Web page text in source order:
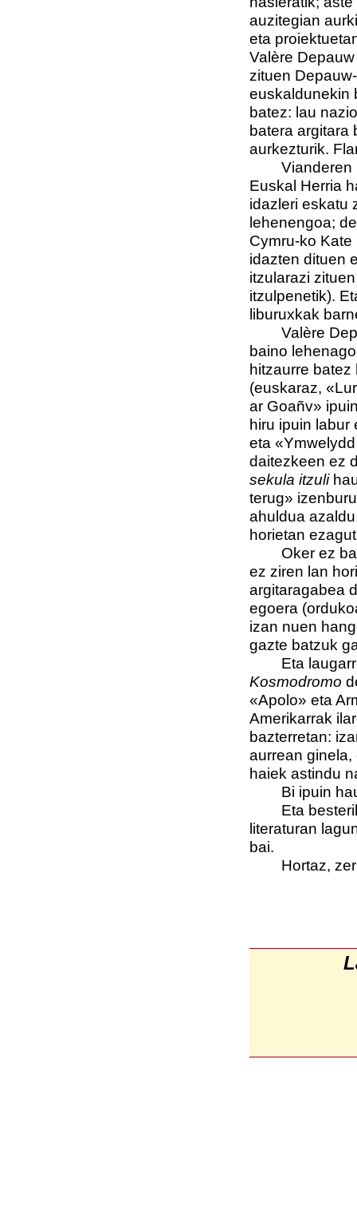
auzitegian
eta
Valère
zituen
euskaldunekin
batez: lau
batera argitara
aurkezturik.
Vianderen
Euskal Herria
idazleri eskatu
lehenengoa;
Cymru-ko
idazten dituen
itzularazi
itzulpenetik).
liburuxkak
Valère
baino
hitzaurre
(euskaraz,
ar Goañv»
hiru ipuin labur
eta
daitezkeen ez
sekula itzuli
terug»
ahuldua
horietan
Oker ez
ez ziren lan
argitaragabea
egoera
izan nuen
gazte batzuk
Eta
Kosmodromo
«Apolo» eta
Amerikarrak
bazterretan:
aurrean
haiek astindu
Bi ipuin
Eta besterik
literaturan
bai.
Hortaz, zer